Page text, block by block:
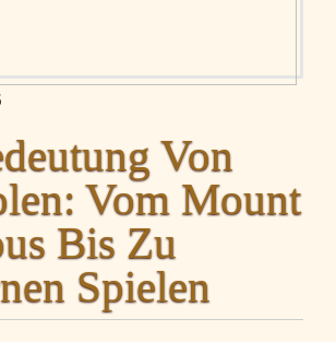
Von
Vom Mount
Bis Zu
Spielen